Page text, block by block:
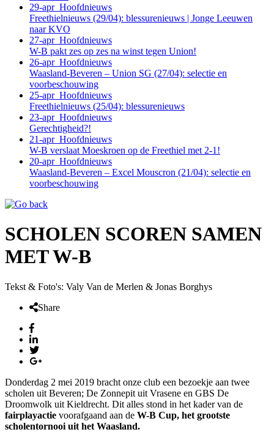
29-aprHoofdnieuws
Freethielnieuws (29/04): blessurenieuws | Jonge Leeuwen
naar KVO
27-aprHoofdnieuws
W-B pakt zes op zes na winst tegen Union!
26-aprHoofdnieuws
Waasland-Beveren – Union SG (27/04): selectie en
voorbeschouwing
25-aprHoofdnieuws
Freethielnieuws (25/04): blessurenieuws
23-aprHoofdnieuws
Gerechtigheid?!
21-aprHoofdnieuws
W-B verslaat Moeskroen op de Freethiel met 2-1!
20-aprHoofdnieuws
Waasland-Beveren – Excel Mouscron (21/04): selectie en
voorbeschouwing
SCHOLEN SCOREN SAMEN
MET W-B
Tekst & Foto's: Valy Van de Merlen & Jonas Borghys
Share
Donderdag 2 mei 2019 bracht onze club een bezoekje aan twee
scholen uit Beveren; De Zonnepit uit Vrasene en GBS De
Droomwolk uit Kieldrecht. Dit alles stond in het kader van de
fairplayactie voorafgaand aan de W-B Cup, het grootste
scholentornooi uit het Waasland.